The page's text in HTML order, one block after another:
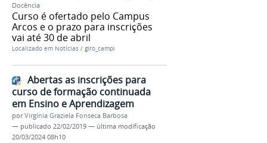
Docência
Curso é ofertado pelo Campus
Arcos e o prazo para inscrições
vai até 30 de abril
Localizado em Notícias / giro_campi
Abertas as inscrições para
curso de formação continuada
em Ensino e Aprendizagem
porVirgínia Graziela Fonseca Barbosa
— publicado 22/02/2019 — última modificação
20/03/2024 08h10